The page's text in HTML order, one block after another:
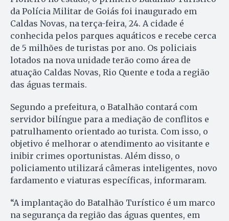
da Polícia Militar de Goiás foi inaugurado em
Caldas Novas, na terça-feira, 24. A cidade é
conhecida pelos parques aquáticos e recebe cerca
de 5 milhões de turistas por ano. Os policiais
lotados na nova unidade terão como área de
atuação Caldas Novas, Rio Quente e toda a região
das águas termais.
Segundo a prefeitura, o Batalhão contará com
servidor bilíngue para a mediação de conflitos e
patrulhamento orientado ao turista. Com isso, o
objetivo é melhorar o atendimento ao visitante e
inibir crimes oportunistas. Além disso, o
policiamento utilizará câmeras inteligentes, novo
fardamento e viaturas específicas, informaram.
“A implantação do Batalhão Turístico é um marco
na segurança da região das águas quentes, em